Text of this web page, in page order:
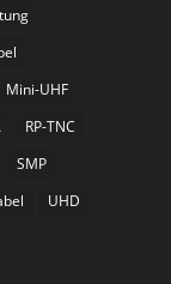
Mini-UHF
RP-TNC
SMP
UHD